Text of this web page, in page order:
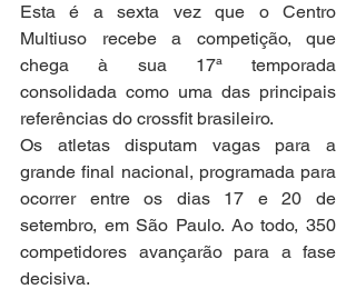
Esta é a sexta vez que o Centro
Multiuso recebe a competição, que
chega à sua 17ª temporada
consolidada como uma das principais
referências do crossfit brasileiro.
Os atletas disputam vagas para a
grande final nacional, programada para
ocorrer entre os dias 17 e 20 de
setembro, em São Paulo. Ao todo, 350
competidores avançarão para a fase
decisiva.